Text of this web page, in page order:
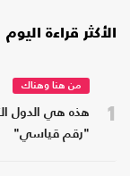
الأكثر قراءة اليوم
1
من هنا وهناك
هذه هي الدول
"رقم قياسي"